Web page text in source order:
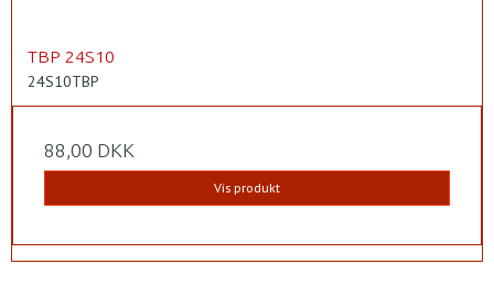
TBP 24S10
24S10TBP
88,00 DKK
Vis produkt